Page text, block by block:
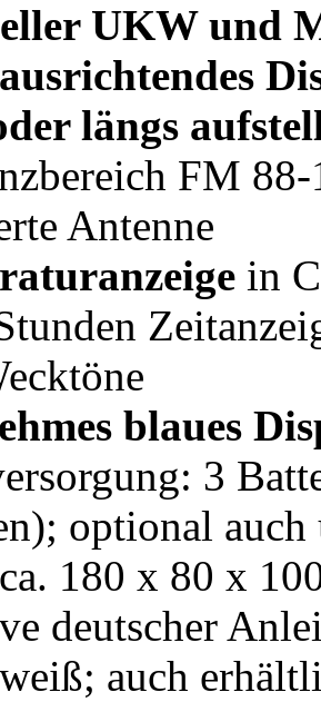
UKW und
längs
FM
Antenne
in
blaues
3
optional
180 x 80 x
deutscher
auch